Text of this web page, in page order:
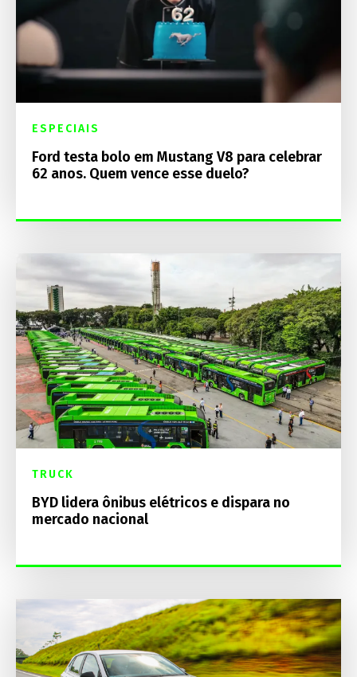
ESPECIAIS
Ford testa bolo em Mustang V8 para celebrar
62 anos. Quem vence esse duelo?
TRUCK
BYD lidera ônibus elétricos e dispara no
mercado nacional